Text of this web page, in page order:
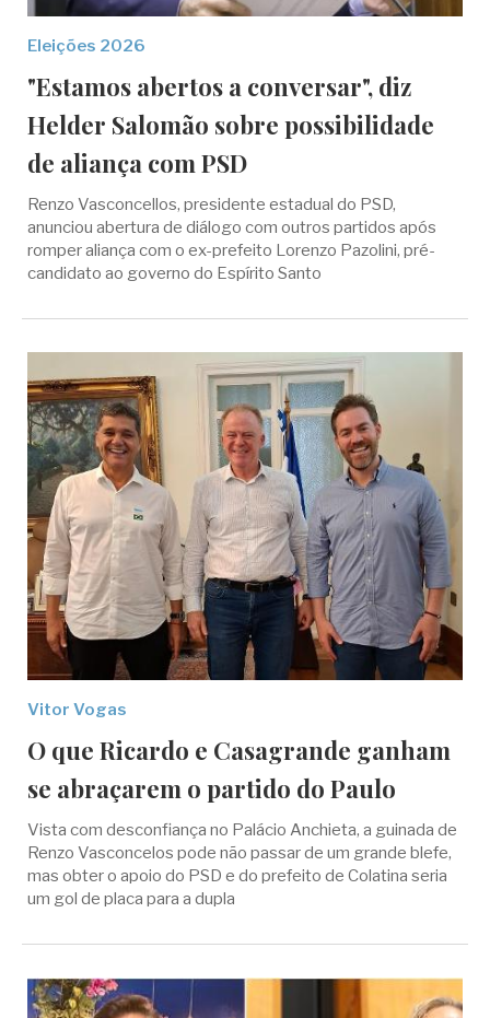
Eleições 2026
"Estamos abertos a conversar", diz
Helder Salomão sobre possibilidade
de aliança com PSD
Renzo Vasconcellos, presidente estadual do PSD,
anunciou abertura de diálogo com outros partidos após
romper aliança com o ex-prefeito Lorenzo Pazolini, pré-
candidato ao governo do Espírito Santo
Vitor Vogas
O que Ricardo e Casagrande ganham
se abraçarem o partido do Paulo
Vista com desconfiança no Palácio Anchieta, a guinada de
Renzo Vasconcelos pode não passar de um grande blefe,
mas obter o apoio do PSD e do prefeito de Colatina seria
um gol de placa para a dupla